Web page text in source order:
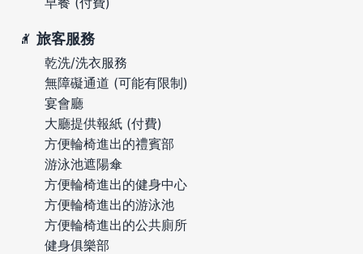
旅客服務
乾洗/洗衣服務
無障礙通道 (可能有限制)
宴會廳
大廳提供報紙 (付費)
方便輪椅進出的禮賓部
游泳池遮陽傘
方便輪椅進出的健身中心
方便輪椅進出的游泳池
方便輪椅進出的公共廁所
健身俱樂部